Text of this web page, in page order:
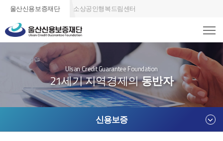
울산신용보증재단 소상공인행복드림센터
Ulsan Credit Guarantee Foundation
21세기 지역경제의동반자
신용보증